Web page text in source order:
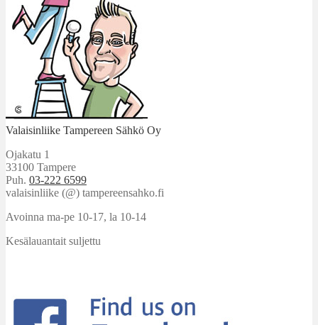
Valaisinliike Tampereen Sähkö Oy
Ojakatu 1
33100 Tampere
Puh. 03-222 6599
valaisinliike (@) tampereensahko.fi
Avoinna ma-pe 10-17, la 10-14
Kesälauantait suljettu